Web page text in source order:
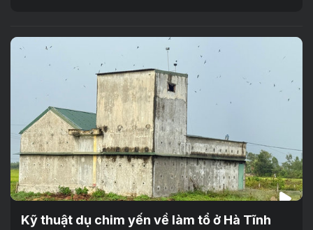
Kỹ thuật dụ chim yến về làm tổ ở Hà Tĩnh